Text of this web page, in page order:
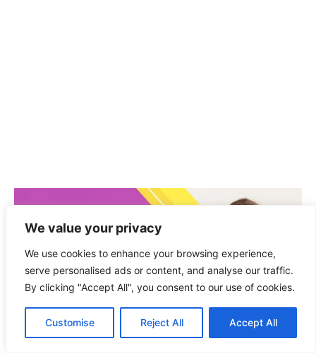
We value your privacy
We use cookies to enhance your browsing experience,
serve personalised ads or content, and analyse our traffic.
By clicking "Accept All", you consent to our use of cookies.
Customise Reject All Accept All